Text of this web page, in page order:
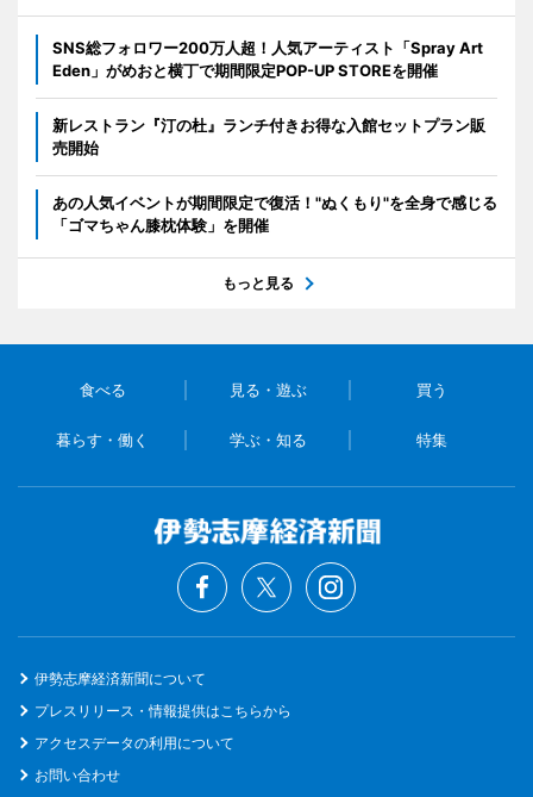
SNS総フォロワー200万人超！人気アーティスト「Spray Art
Eden」がめおと横丁で期間限定POP-UP STOREを開催
新レストラン『汀の杜』ランチ付きお得な入館セットプラン販
売開始
あの人気イベントが期間限定で復活！"ぬくもり"を全身で感じる
「ゴマちゃん膝枕体験」を開催
もっと見る
食べる 見る・遊ぶ 買う
暮らす・働く 学ぶ・知る 特集
伊勢志摩経済新聞について
プレスリリース・情報提供はこちらから
アクセスデータの利用について
お問い合わせ